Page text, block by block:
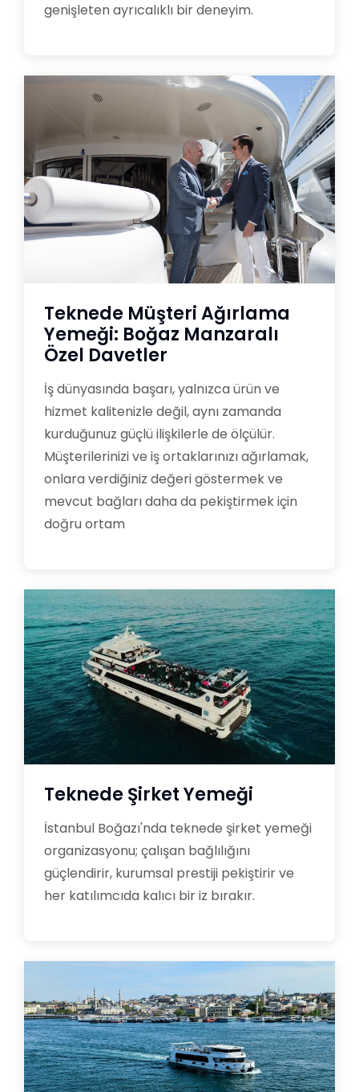
genişleten ayrıcalıklı bir deneyim.
Teknede Müşteri Ağırlama
Yemeği: Boğaz Manzaralı
Özel Davetler
İş dünyasında başarı, yalnızca ürün ve
hizmet kalitenizle değil, aynı zamanda
kurduğunuz güçlü ilişkilerle de ölçülür.
Müşterilerinizi ve iş ortaklarınızı ağırlamak,
onlara verdiğiniz değeri göstermek ve
mevcut bağları daha da pekiştirmek için
doğru ortam
Teknede Şirket Yemeği
İstanbul Boğazı'nda teknede şirket yemeği
organizasyonu; çalışan bağlılığını
güçlendirir, kurumsal prestiji pekiştirir ve
her katılımcıda kalıcı bir iz bırakır.